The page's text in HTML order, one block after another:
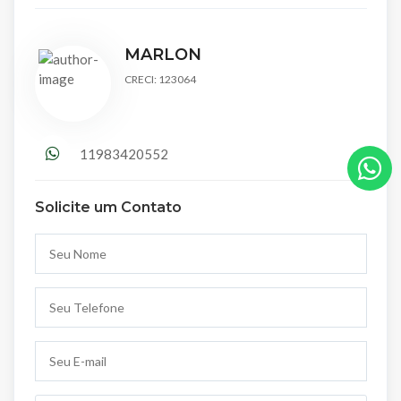
MARLON
CRECI: 123064
11983420552
Solicite um Contato